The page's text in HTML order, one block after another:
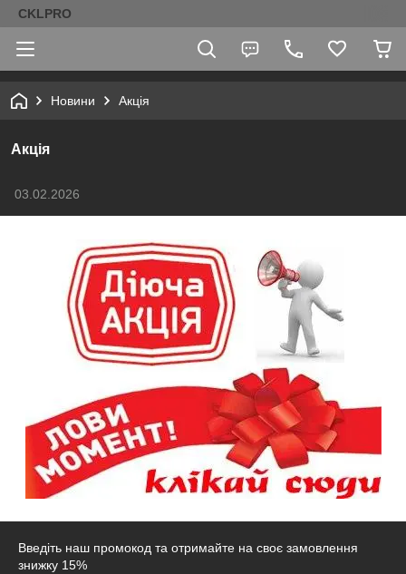
CKLPRO
Новини Акція
Акція
03.02.2026
Введіть наш промокод та отримайте на своє замовлення
знижку 15%